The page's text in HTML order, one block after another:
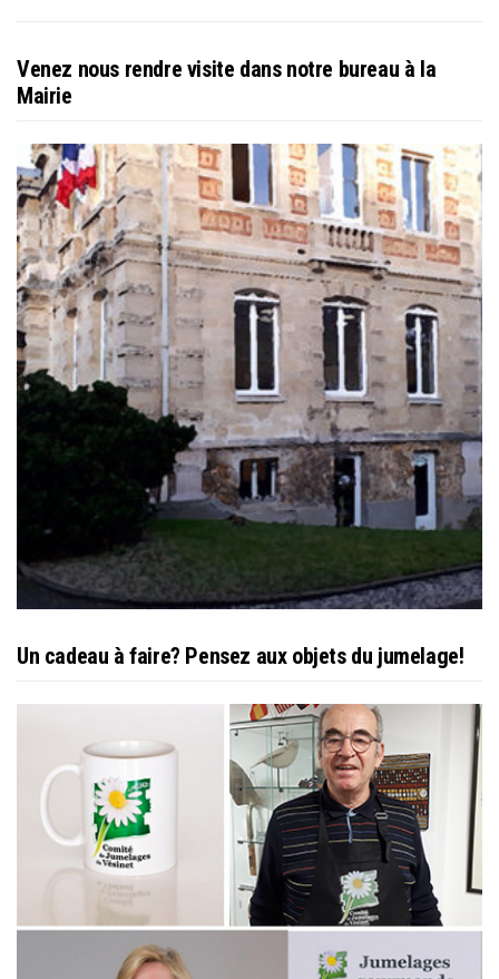
Venez nous rendre visite dans notre bureau à la
Mairie
Un cadeau à faire? Pensez aux objets du jumelage!